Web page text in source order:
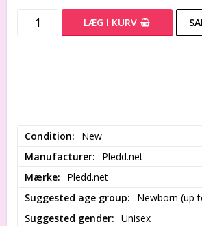
LÆG I KURV
Condition
New
Manufacturer
Pledd.net
Mærke
Pledd.net
Suggested age group
Newborn (up
Suggested gender
Unisex